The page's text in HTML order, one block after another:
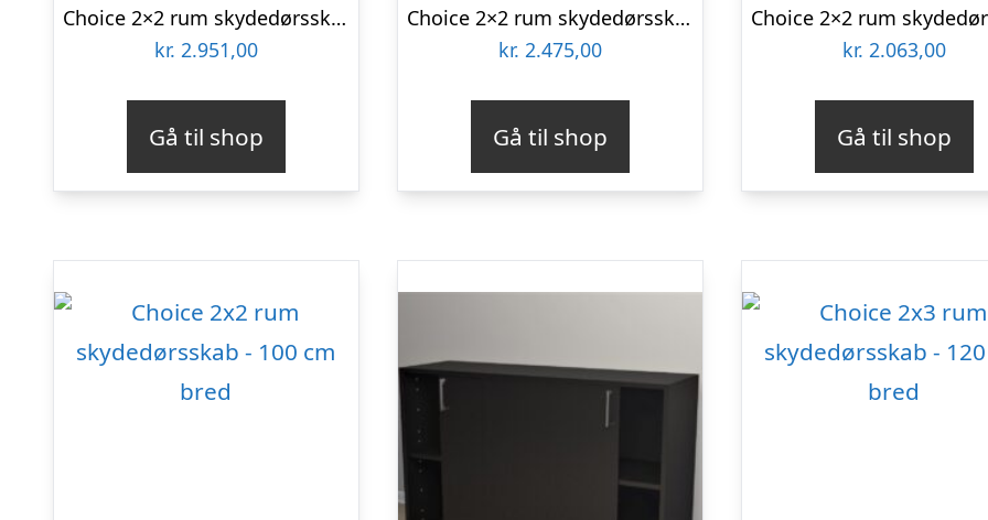
Choice 2×2 rum skydedørsskab – 160 cm bred
kr. 2.951,00
Gå til shop
Choice 2×2 rum skydedørsskab – 120 cm bred
kr. 2.475,00
Gå til shop
kr. 2.063,00
Gå til shop